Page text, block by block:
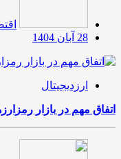
28 آبان 1404
ارزدیجیتال
اتفاق مهم در بازار